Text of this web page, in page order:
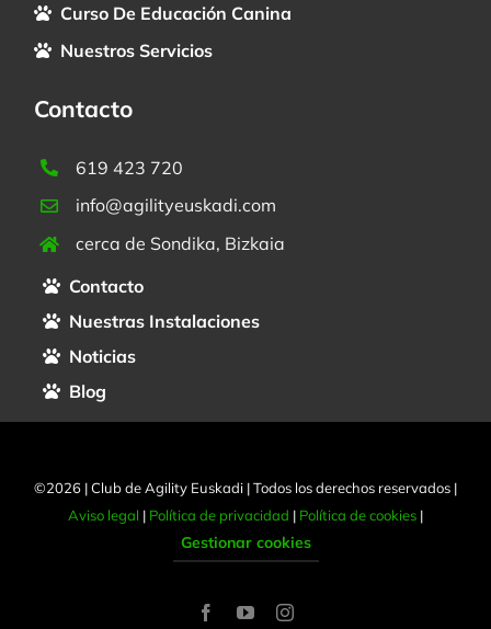
Curso De Educación Canina
Nuestros Servicios
Contacto
619 423 720
info@agilityeuskadi.com
cerca de Sondika, Bizkaia
Contacto
Nuestras Instalaciones
Noticias
Blog
©2026 | Club de Agility Euskadi | Todos los derechos reservados |
Aviso legal | Política de privacidad | Política de cookies |
Gestionar cookies